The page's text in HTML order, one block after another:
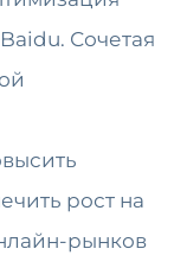
Сочетая
рост на
рынков